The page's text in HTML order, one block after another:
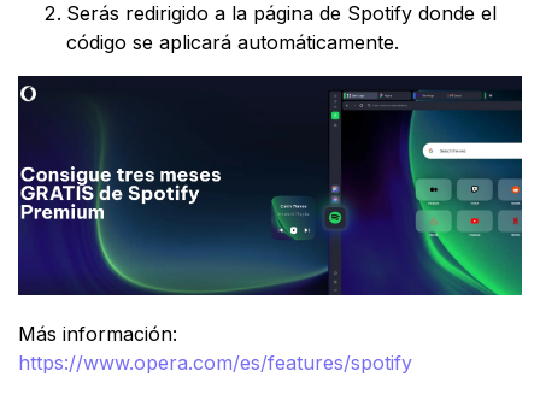
Serás redirigido a la página de Spotify donde el
código se aplicará automáticamente.
Más información:
https://www.opera.com/es/features/spotify